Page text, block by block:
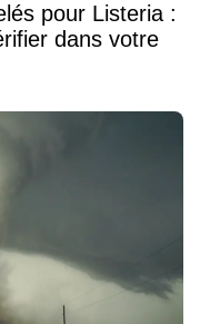
pour Listeria :
dans votre